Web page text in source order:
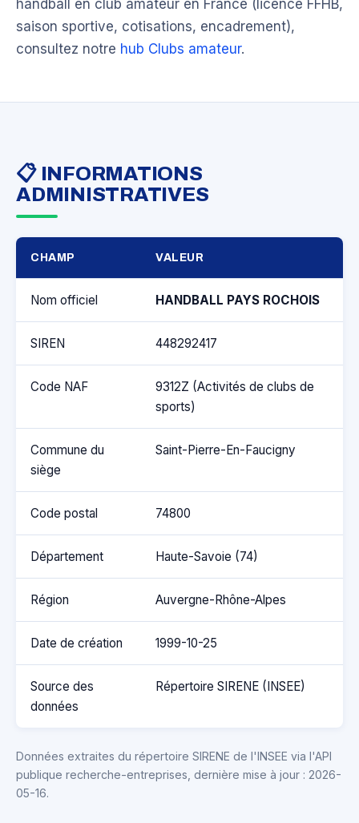
handball en club amateur en France (licence FFHB,
saison sportive, cotisations, encadrement),
consultez notre hub Clubs amateur.
📋 INFORMATIONS
ADMINISTRATIVES
CHAMP VALEUR
Nom officiel HANDBALL PAYS ROCHOIS
SIREN 448292417
Code NAF
9312Z (Activités de clubs de
sports)
Commune du
siège
Saint-Pierre-En-Faucigny
Code postal 74800
Département Haute-Savoie (74)
Région Auvergne-Rhône-Alpes
Date de création 1999-10-25
Source des
données
Répertoire SIRENE (INSEE)
Données extraites du répertoire SIRENE de l'INSEE via l'API
publique recherche-entreprises, dernière mise à jour : 2026-
05-16.